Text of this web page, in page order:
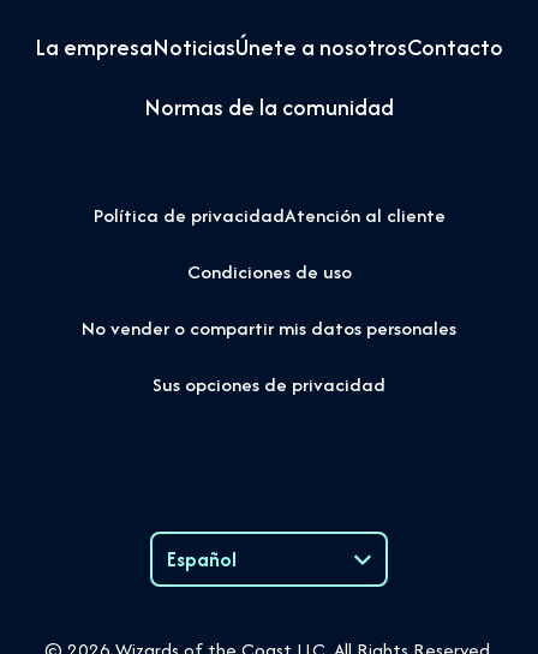
La empresaNoticiasÚnete a nosotrosContacto
Normas de la comunidad
Política de privacidadAtención al cliente
Condiciones de uso
No vender o compartir mis datos personales
Sus opciones de privacidad
Español